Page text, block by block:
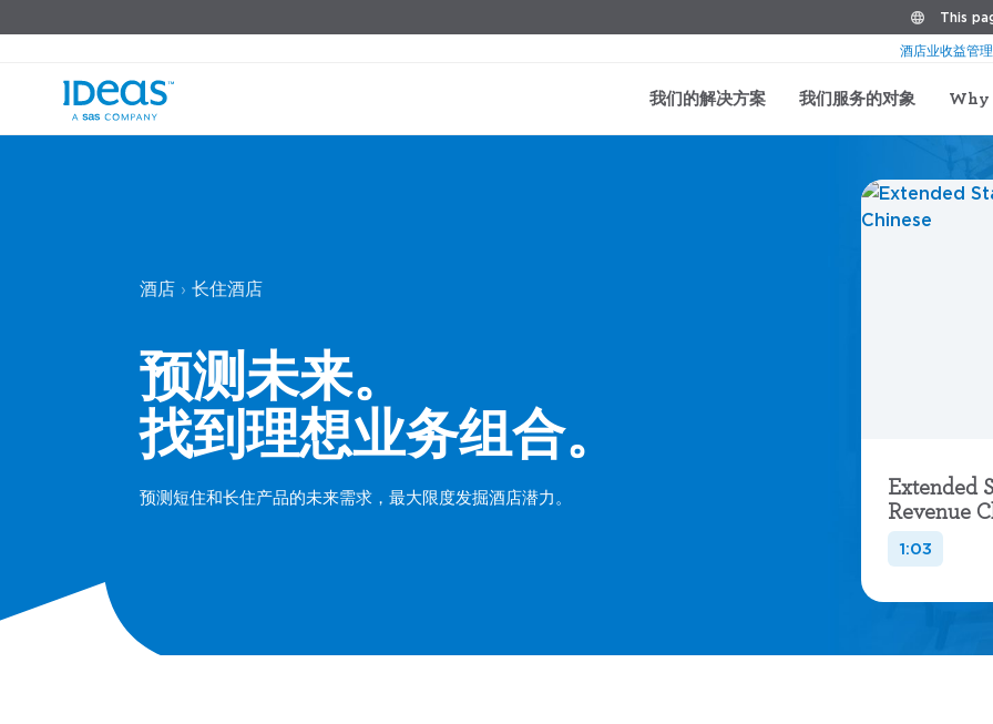
This
我们的解决方案 我们服务的对象 Why
酒店业收益管
酒店 › 长住酒店
预测未来。
找到理想业务组合。
预测短住和长住产品的未来需求，最大限度发掘酒店潜力。
Extended
Revenue
1:03